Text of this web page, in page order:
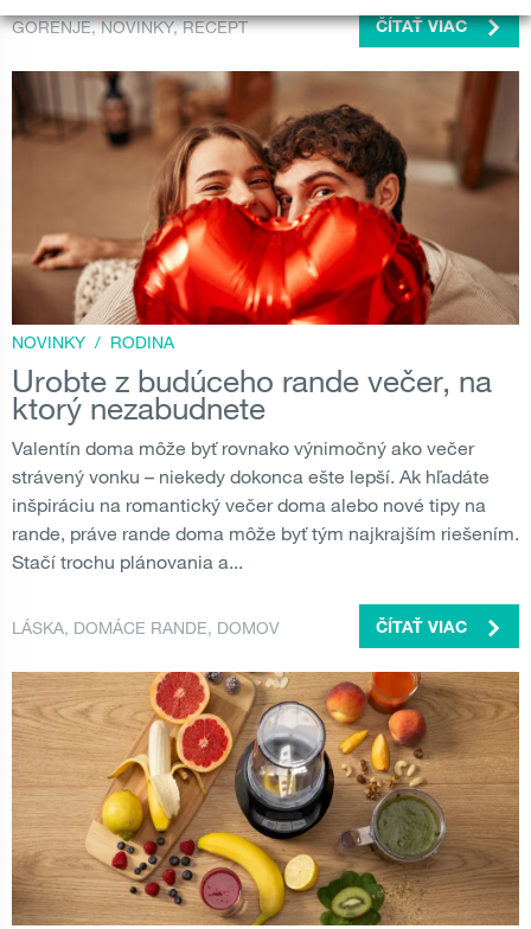
GORENJE,NOVINKY,RECEPT ČÍTAŤ VIAC
NOVINKY / RODINA
Urobte z budúceho rande večer, na
ktorý nezabudnete
Valentín doma môže byť rovnako výnimočný ako večer
strávený vonku – niekedy dokonca ešte lepší. Ak hľadáte
inšpiráciu na romantický večer doma alebo nové tipy na
rande, práve rande doma môže byť tým najkrajším riešením.
Stačí trochu plánovania a...
LÁSKA, DOMÁCE RANDE, DOMOV ČÍTAŤ VIAC